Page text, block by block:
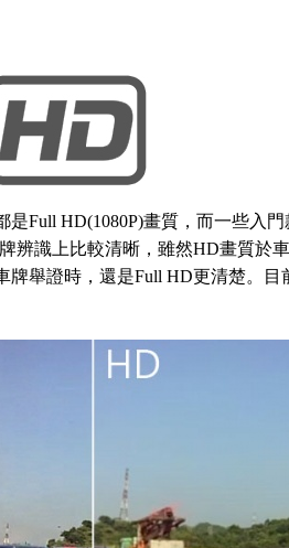
是Full HD(1080P)畫質，而一些入
辨識上比較清晰，雖然HD畫質於
牌舉證時，還是Full HD更清楚。目